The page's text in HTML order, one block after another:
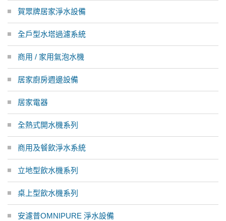
賀眾牌居家淨水設備
全戶型水塔過濾系統
商用 / 家用氣泡水機
居家廚房週邊設備
居家電器
全熱式開水機系列
商用及餐飲淨水系統
立地型飲水機系列
桌上型飲水機系列
安濾普OMNIPURE 淨水設備